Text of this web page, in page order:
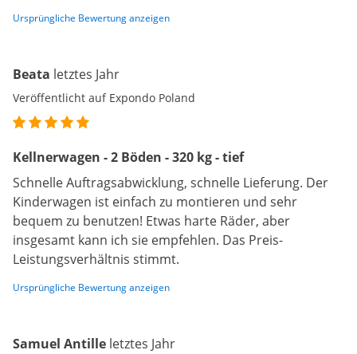
Ursprüngliche Bewertung anzeigen
Beata letztes Jahr
Veröffentlicht auf Expondo Poland
Kellnerwagen - 2 Böden - 320 kg - tief
Schnelle Auftragsabwicklung, schnelle Lieferung. Der
Kinderwagen ist einfach zu montieren und sehr
bequem zu benutzen! Etwas harte Räder, aber
insgesamt kann ich sie empfehlen. Das Preis-
Leistungsverhältnis stimmt.
Ursprüngliche Bewertung anzeigen
Samuel Antille letztes Jahr